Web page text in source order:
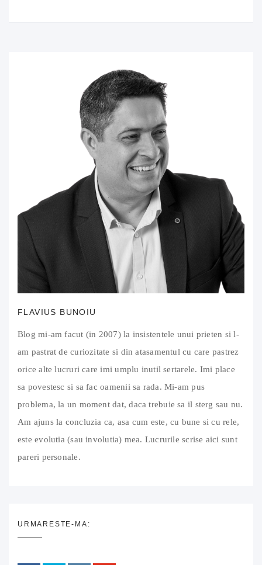
FLAVIUS BUNOIU
Blog mi-am facut (in 2007) la insistentele unui prieten si l-
am pastrat de curiozitate si din atasamentul cu care pastrez
orice alte lucruri care imi umplu inutil sertarele. Imi place
sa povestesc si sa fac oamenii sa rada. Mi-am pus
problema, la un moment dat, daca trebuie sa il sterg sau nu.
Am ajuns la concluzia ca, asa cum este, cu bune si cu rele,
este evolutia (sau involutia) mea. Lucrurile scrise aici sunt
pareri personale.
URMARESTE-MA: